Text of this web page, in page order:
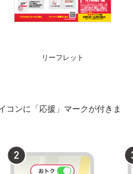
リーフレット
コンに「応援」マークが付きま